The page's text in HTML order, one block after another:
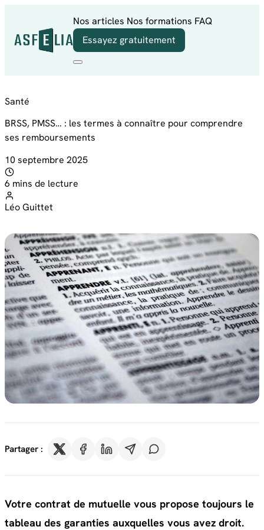
Nos articles Nos formations FAQ
Essayez gratuitement
Santé
BRSS, PMSS… : les termes à connaître pour comprendre
ses remboursements
10 septembre 2025
6 mins de lecture
Léo Guittet
Partager :
Votre contrat de mutuelle vous propose toujours le
tableau des garanties auxquelles vous avez droit.